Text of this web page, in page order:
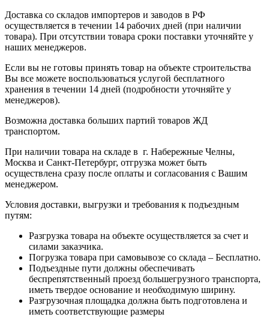
Доставка со складов импортеров и заводов в РФ
осуществляется в течении 14 рабочих дней (при наличии
товара). При отсутствии товара сроки поставки уточняйте у
наших менеджеров.
Если вы не готовы принять товар на объекте строительства
Вы все можете воспользоваться услугой бесплатного
хранения в течении 14 дней (подробности уточняйте у
менеджеров).
Возможна доставка больших партий товаров ЖД
транспортом.
При наличии товара на складе в г. Набережные Челны,
Москва и Санкт-Петербург, отгрузка может быть
осуществлена сразу после оплаты и согласования с Вашим
менеджером.
Условия доставки, выгрузки и требования к подъездным
путям:
Разгрузка товара на объекте осуществляется за счет и
силами заказчика.
Погрузка товара при самовывозе со склада – Бесплатно.
Подъездные пути должны обеспечивать
беспрепятственный проезд большегрузного транспорта,
иметь твердое основание и необходимую ширину.
Разгрузочная площадка должна быть подготовлена и
иметь соответствующие размеры